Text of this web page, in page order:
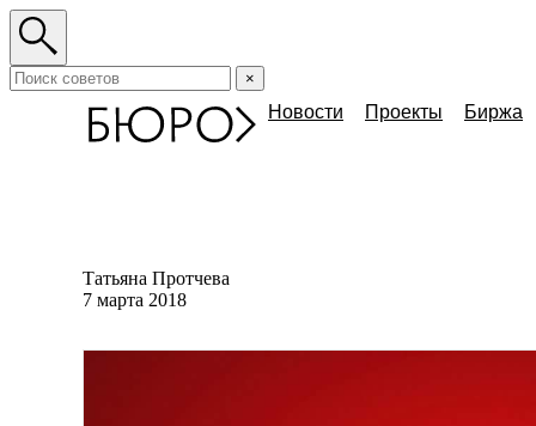
×
Новости Проекты Биржа
Татьяна Протчева
7 марта 2018